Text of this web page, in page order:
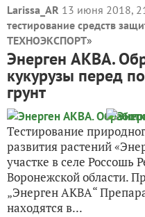
Larissa_AR 13 июня 2018,
тестирование средств
ТЕХНОЭКСПОРТ»
Энерген АКВА.
кукурузы перед
грунт
Тестирование
развития растений
участке в селе Россошь
Воронежской области.
„Энерген АКВА“
находятся в...